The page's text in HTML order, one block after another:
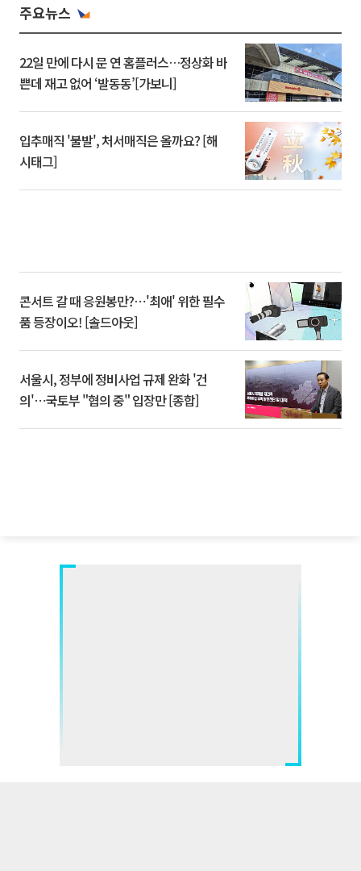
주요뉴스
22일 만에 다시 문 연 홈플러스…정상화 바
쁜데 재고 없어 ‘발동동’[가보니]
입추매직 '불발', 처서매직은 올까요? [해
시태그]
콘서트 갈 때 응원봉만?⋯'최애' 위한 필수
품 등장이오! [솔드아웃]
서울시, 정부에 정비사업 규제 완화 '건
의'⋯국토부 "협의 중" 입장만 [종합]